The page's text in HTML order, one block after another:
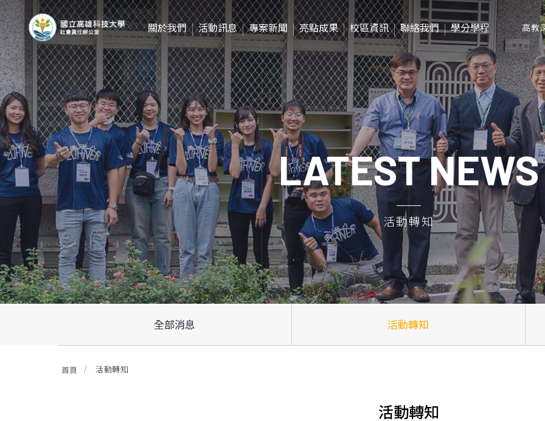
關於我們
成立願景
人員職掌
校務公開資訊
USR LOGO下載
活動訊息 專案新聞
2020年
2021年
2022年
2023年
2024年
2025年
2026年
亮點成果
影音紀錄
社會責任年報
校區資訊 聯絡我們 學分學程 高教
LATEST NEWS
活動轉知
全部消息 活動轉知
首頁 活動轉知
活動轉知